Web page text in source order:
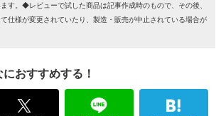
す。◆レビューで試した商品は記事作成時のもので、その後、
仕様が変更されていたり、製造・販売が中止されている場合が
おすすめする！